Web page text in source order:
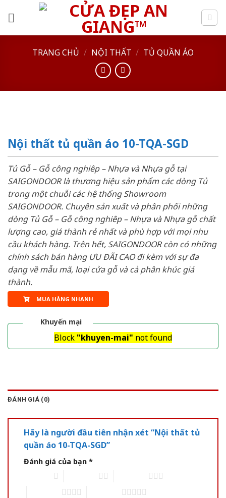
TRANG CHỦ / NỘI THẤT / TỦ QUẦN ÁO
Nội thất tủ quần áo 10-TQA-SGD
Tủ Gỗ – Gỗ công nghiêp – Nhựa và Nhựa gỗ tại
SAIGONDOOR là thương hiệu sản phẩm các dòng Tủ
trong một chuỗi các hệ thống Showroom
SAIGONDOOR. Chuyên sản xuất và phân phối những
dòng Tủ Gỗ – Gỗ công nghiêp – Nhựa và Nhựa gỗ chất
lượng cao, giá thành rẻ nhất và phù hợp với mọi nhu
cầu khách hàng. Trên hết, SAIGONDOOR còn có những
chính sách bán hàng ƯU ĐÃI CAO đi kèm với sự đa
dạng về mẫu mã, loại cửa gỗ và cả phân khúc giá
thành.
MUA HÀNG NHANH
Khuyến mại
Block "khuyen-mai" not found
ĐÁNH GIÁ (0)
Hãy là người đầu tiên nhận xét “Nội thất tủ
quần áo 10-TQA-SGD”
Đánh giá của bạn *